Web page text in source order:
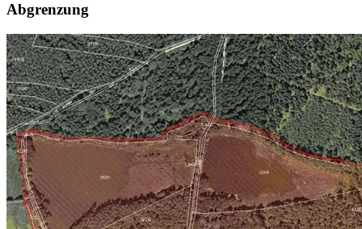
Abgrenzung